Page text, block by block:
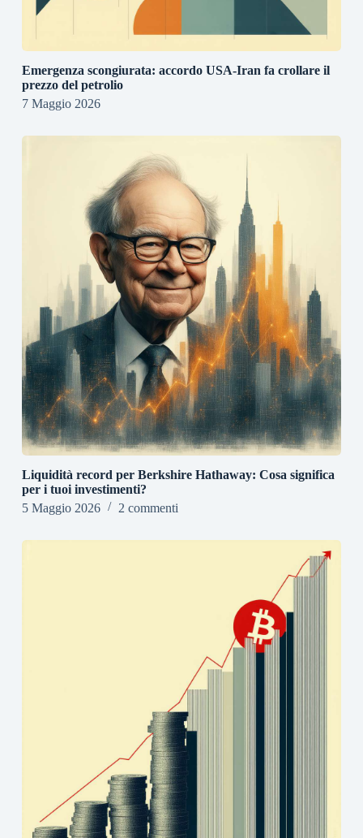
Emergenza scongiurata: accordo USA-Iran fa crollare il
prezzo del petrolio
7 Maggio 2026
Liquidità record per Berkshire Hathaway: Cosa significa
per i tuoi investimenti?
5 Maggio 2026
2 commenti